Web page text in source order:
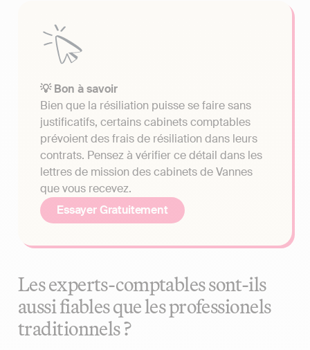
💡 Bon à savoir
Bien que la résiliation puisse se faire sans
justificatifs, certains cabinets comptables
prévoient des frais de résiliation dans leurs
contrats. Pensez à vérifier ce détail dans les
lettres de mission des cabinets de Vannes
que vous recevez.
Essayer Gratuitement
Les experts-comptables sont-ils
aussi fiables que les professionels
traditionnels ?